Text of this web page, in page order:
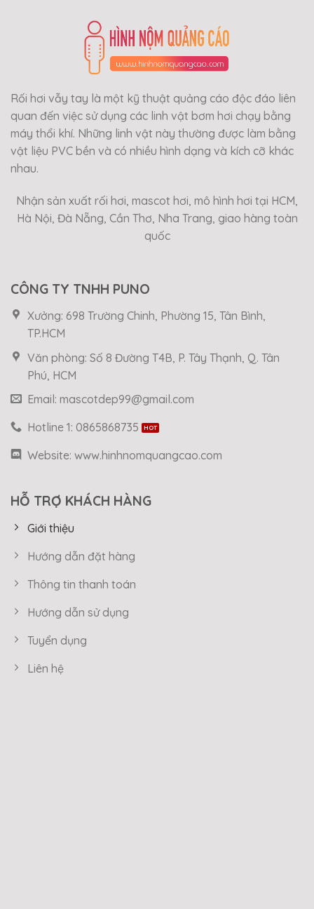
Rối hơi vẫy tay là một kỹ thuật quảng cáo độc đáo liên
quan đến việc sử dụng các linh vật bơm hơi chạy bằng
máy thổi khí. Những linh vật này thường được làm bằng
vật liệu PVC bền và có nhiều hình dạng và kích cỡ khác
nhau.
Nhận sản xuất rối hơi, mascot hơi, mô hình hơi tại HCM,
Hà Nội, Đà Nẵng, Cần Thơ, Nha Trang, giao hàng toàn
quốc
CÔNG TY TNHH PUNO
Xưởng: 698 Trường Chinh, Phường 15, Tân Bình,
TP.HCM
Văn phòng: Số 8 Đường T4B, P. Tây Thạnh, Q. Tân
Phú, HCM
Email: mascotdep99@gmail.com
Hotline 1: 0865868735
Website: www.hinhnomquangcao.com
HỖ TRỢ KHÁCH HÀNG
Giới thiệu
Hướng dẫn đặt hàng
Thông tin thanh toán
Hướng dẫn sử dụng
Tuyển dụng
Liên hệ